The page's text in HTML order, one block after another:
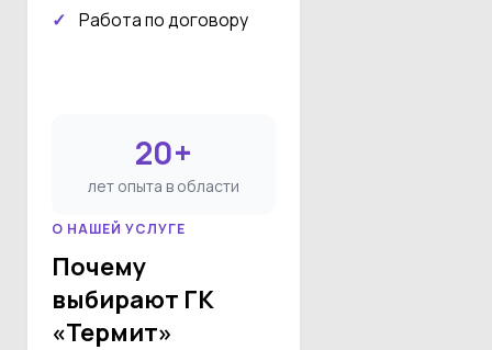
Работа по договору
О НАШЕЙ УСЛУГЕ
Почему
выбирают ГК
«Термит»
20+
лет опыта в области